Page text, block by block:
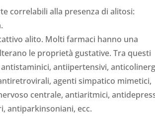
correlabili alla presenza di alitosi:
alito. Molti farmaci hanno una
le proprietà gustative. Tra questi
antiipertensivi,
agenti simpatico mimetici,
centrale, antiaritmici,
antiparkinsoniani, ecc.